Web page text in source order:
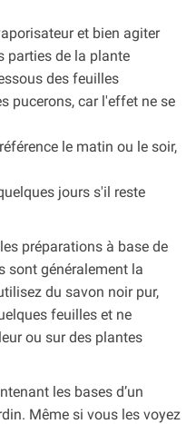
et bien agiter
parties de la plante
des feuilles
pucerons, car l'effet ne se
le matin ou le soir,
jours s'il reste
préparations à base de
sont généralement la
du savon noir pur,
feuilles et ne
ou sur des plantes
les bases d’un
Même si vous les voyez